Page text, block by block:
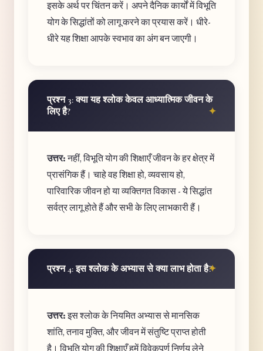
इसके अर्थ पर चिंतन करें। अपने दैनिक कार्यों में विभूति
योग के सिद्धांतों को लागू करने का प्रयास करें। धीरे-
धीरे यह शिक्षा आपके स्वभाव का अंग बन जाएगी।
प्रश्न 3: क्या यह श्लोक केवल आध्यात्मिक जीवन के
लिए है?
उत्तर:नहीं, विभूति योग की शिक्षाएँ जीवन के हर क्षेत्र में
प्रासंगिक हैं। चाहे वह शिक्षा हो, व्यवसाय हो,
पारिवारिक जीवन हो या व्यक्तिगत विकास - ये सिद्धांत
सर्वत्र लागू होते हैं और सभी के लिए लाभकारी हैं।
प्रश्न 4: इस श्लोक के अभ्यास से क्या लाभ होता है?
उत्तर:इस श्लोक के नियमित अभ्यास से मानसिक
शांति, तनाव मुक्ति, और जीवन में संतुष्टि प्राप्त होती
है। विभूति योग की शिक्षाएँ हमें विवेकपूर्ण निर्णय लेने